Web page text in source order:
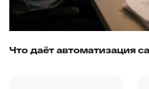
Что даёт автоматизация